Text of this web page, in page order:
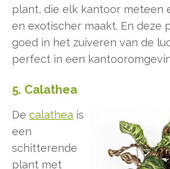
plant, die elk kantoor meteen
en exotischer maakt. En deze
goed in het zuiveren van de
perfect in een
5. Calathea
De calathea is
een
schitterende
plant met